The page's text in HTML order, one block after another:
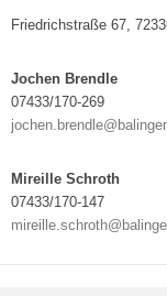
Friedrichstraße 67,
Jochen Brendle
07433/170-269
Mireille Schroth
07433/170-147